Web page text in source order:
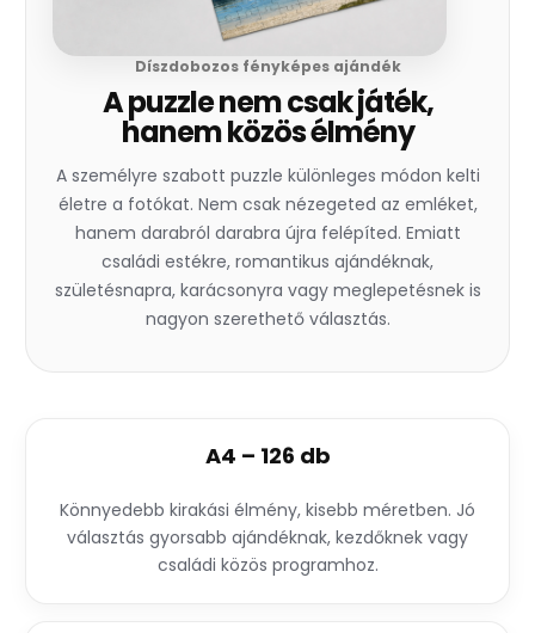
Díszdobozos fényképes ajándék
A puzzle nem csak játék,
hanem közös élmény
A személyre szabott puzzle különleges módon kelti
életre a fotókat. Nem csak nézegeted az emléket,
hanem darabról darabra újra felépíted. Emiatt
családi estékre, romantikus ajándéknak,
születésnapra, karácsonyra vagy meglepetésnek is
nagyon szerethető választás.
A4 – 126 db
Könnyedebb kirakási élmény, kisebb méretben. Jó
választás gyorsabb ajándéknak, kezdőknek vagy
családi közös programhoz.